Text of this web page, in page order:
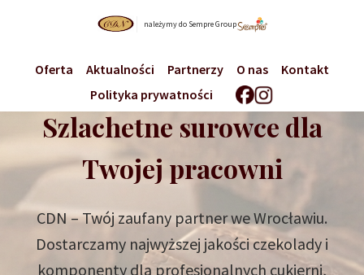
należymy do Sempre Group
Oferta Aktualności Partnerzy O nas
Kontakt
Polityka prywatności
Szlachetne surowce dla
Twojej pracowni
CDN – Twój zaufany partner we Wrocławiu.
Dostarczamy najwyższej jakości czekolady i
komponenty dla profesjonalnych cukierni,